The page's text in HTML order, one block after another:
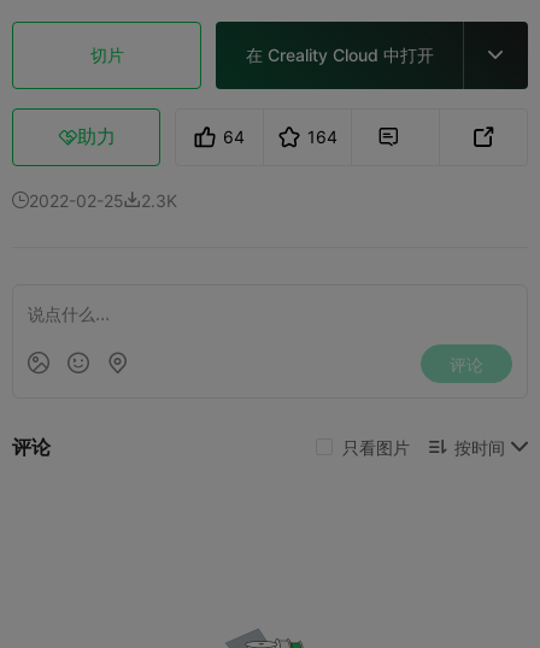
切片 在 Creality Cloud 中打开 
助力 64 164  
2022-02-252.3K